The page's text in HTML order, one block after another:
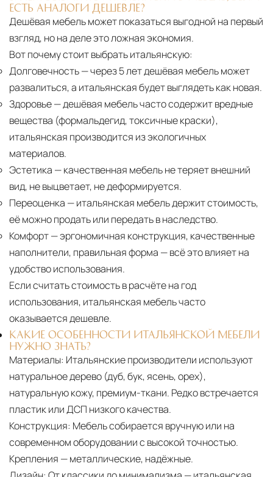
ЕСТЬ АНАЛОГИ ДЕШЕВЛЕ?
Дешёвая мебель может показаться выгодной на первый
взгляд, но на деле это ложная экономия.
Вот почему стоит выбрать итальянскую:
Долговечность— через 5 лет дешёвая мебель может
развалиться, а итальянская будет выглядеть как новая.
Здоровье— дешёвая мебель часто содержит вредные
вещества (формальдегид, токсичные краски),
итальянская производится из экологичных
материалов.
Эстетика — качественная мебель не теряет внешний
вид, не выцветает, не деформируется.
Переоценка — итальянская мебель держит стоимость,
её можно продать или передать в наследство.
Комфорт— эргономичная конструкция, качественные
наполнители, правильная форма — всё это влияет на
удобство использования.
Если считать стоимость в расчёте на год
использования, итальянская мебель часто
оказывается дешевле.
КАКИЕ ОСОБЕННОСТИ ИТАЛЬЯНСКОЙ МЕБЕЛИ
НУЖНО ЗНАТЬ?
Материалы: Итальянские производители используют
натуральное дерево (дуб, бук, ясень, орех),
натуральную кожу, премиум-ткани. Редко встречается
пластик или ДСП низкого качества.
Конструкция: Мебель собирается вручную или на
современном оборудовании с высокой точностью.
Крепления — металлические, надёжные.